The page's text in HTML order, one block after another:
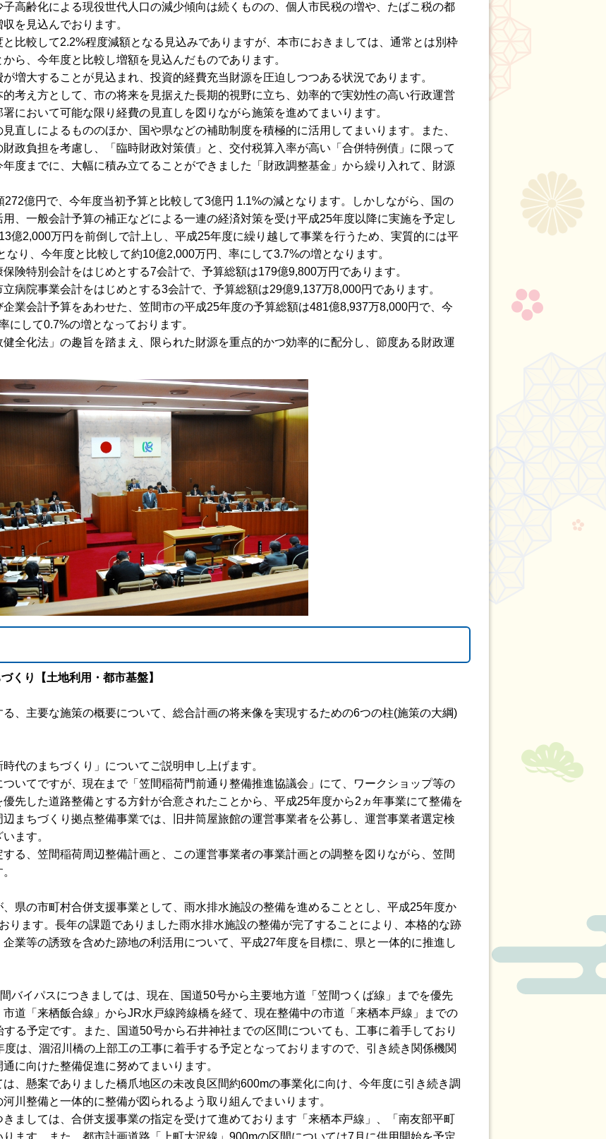
高齢化による現役世代人口の減少傾向は続くものの、個人市民税の増や、たばこ税の都
を見込んでおります。
比較して2.2%程度減額となる見込みでありますが、本市におきましては、通常とは別枠
ら、今年度と比較し増額を見込んだものであります。
増大することが見込まれ、投資的経費充当財源を圧迫しつつある状況であります。
考え方として、市の将来を見据えた長期的視野に立ち、効率的で実効性の高い行政運営
において可能な限り経費の見直しを図りながら施策を進めてまいります。
直しによるもののほか、国や県などの補助制度を積極的に活用してまいります。また、
政負担を考慮し、「臨時財政対策債」と、交付税算入率が高い「合併特例債」に限って
度までに、大幅に積み立てることができました「財政調整基金」から繰り入れて、財源
億円で、今年度当初予算と比較して3億円 1.1%の減となります。しかしながら、国の
、一般会計予算の補正などによる一連の経済対策を受け平成25年度以降に実施を予定し
億2,000万円を前倒しで計上し、平成25年度に繰り越して事業を行うため、実質的には平
り、今年度と比較して約10億2,000万円、率にして3.7%の増となります。
険特別会計をはじめとする7会計で、予算総額は179億9,800万円であります。
病院事業会計をはじめとする3会計で、予算総額は29億9,137万8,000円であります。
業会計予算をあわせた、笠間市の平成25年度の予算総額は481億8,937万8,000円で、今
にして0.7%の増となっております。
全化法」の趣旨を踏まえ、限られた財源を重点的かつ効率的に配分し、節度ある財政運
くり【土地利用・都市基盤】
、主要な施策の概要について、総合計画の将来像を実現するための6つの柱(施策の大綱)
代のまちづくり」についてご説明申し上げます。
いてですが、現在まで「笠間稲荷門前通り整備推進協議会」にて、ワークショップ等の
先した道路整備とする方針が合意されたことから、平成25年度から2ヵ年事業にて整備を
まちづくり拠点整備事業では、旧井筒屋旅館の運営事業者を公募し、運営事業者選定検
ます。
る、笠間稲荷周辺整備計画と、この運営事業者の事業計画との調整を図りながら、笠間
県の市町村合併支援事業として、雨水排水施設の整備を進めることとし、平成25年度か
ります。長年の課題でありました雨水排水施設の整備が完了することにより、本格的な跡
業等の誘致を含めた跡地の利活用について、平成27年度を目標に、県と一体的に推進し
バイパスにつきましては、現在、国道50号から主要地方道「笠間つくば線」までを優先
道「来栖飯合線」からJR水戸線跨線橋を経て、現在整備中の市道「来栖本戸線」までの
る予定です。また、国道50号から石井神社までの区間についても、工事に着手しており
は、涸沼川橋の上部工の工事に着手する予定となっておりますので、引き続き関係機関
に向けた整備促進に努めてまいります。
、懸案でありました橋爪地区の未改良区間約600mの事業化に向け、今年度に引き続き調
川整備と一体的に整備が図られるよう取り組んでまいります。
ましては、合併支援事業の指定を受けて進めております「来栖本戸線」、「南友部平町
ます。また、都市計画道路「上町大沢線」900mの区間については7月に供用開始を予定